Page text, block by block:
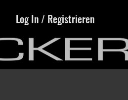
Log In / Registrieren